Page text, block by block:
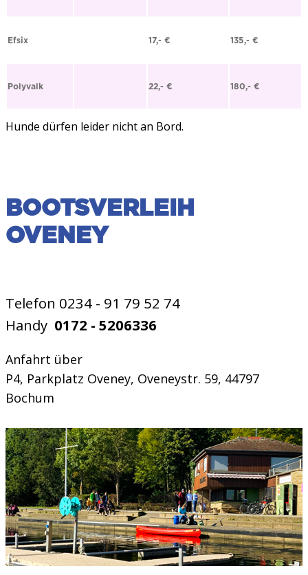
Efsix 17,- € 135,- €
Polyvalk 22,- € 180,- €
Hunde dürfen leider nicht an Bord.
BOOTSVERLEIH
OVENEY
Telefon 0234 - 91 79 52 74
Handy 0172 - 5206336
Anfahrt über
P4, Parkplatz Oveney, Oveneystr. 59, 44797
Bochum